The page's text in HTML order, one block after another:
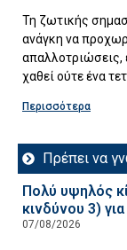
Τη ζωτικής
ανάγκη να
απαλλοτριώσεις,
χαθεί ούτε ένα
Περισσότερα
Πρέπει να
Πολύ υψηλός
κινδύνου 3)
07/08/2026